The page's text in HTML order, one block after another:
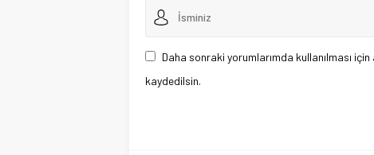
Daha sonraki yorumlarımda kullanılması
kaydedilsin.